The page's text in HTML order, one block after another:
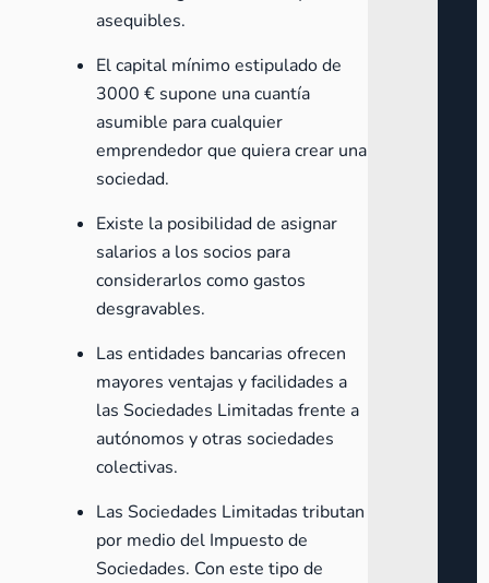
asequibles.
El capital mínimo estipulado de
3000 € supone una cuantía
asumible para cualquier
emprendedor que quiera crear una
sociedad.
Existe la posibilidad de asignar
salarios a los socios para
considerarlos como gastos
desgravables.
Las entidades bancarias ofrecen
mayores ventajas y facilidades a
las Sociedades Limitadas frente a
autónomos y otras sociedades
colectivas.
Las Sociedades Limitadas tributan
por medio del Impuesto de
Sociedades. Con este tipo de